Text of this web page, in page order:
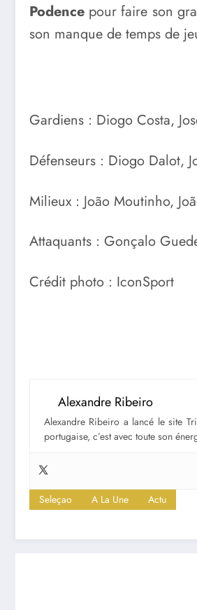
Podence pour faire son
son manque de temps de
Gardiens : Diogo Costa,
Défenseurs : Diogo Dalot,
Milieux : João Moutinho,
Attaquants : Gonçalo
Crédit photo : IconSport
Alexandre Ribeiro
Alexandre Ribeiro a lancé le site
portugaise, c’est avec toute son
Seleçao A La Une Actu